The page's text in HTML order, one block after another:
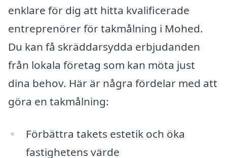
enklare för dig att hitta kvalificerade
entreprenörer för takmålning i Mohed.
Du kan få skräddarsydda erbjudanden
från lokala företag som kan möta just
dina behov. Här är några fördelar med att
göra en takmålning:
Förbättra takets estetik och öka
fastighetens värde